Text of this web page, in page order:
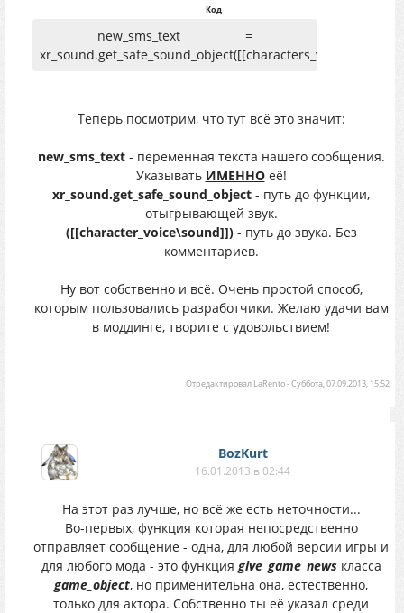
Код
new_sms_text =
xr_sound.get_safe_sound_object([[characters_voice\sound]]),
Теперь посмотрим, что тут всё это значит:
new_sms_text- переменная текста нашего сообщения.
Указывать ИМЕННОеё!
xr_sound.get_safe_sound_object - путь до функции,
отыгрывающей звук.
([[character_voice\sound]])- путь до звука. Без
комментариев.
Ну вот собственно и всё. Очень простой способ,
которым пользовались разработчики. Желаю удачи вам
в моддинге, творите с удовольствием!
Отредактировал LaRento-Суббота, 07.09.2013, 15:52
BozKurt
16.01.2013 в 02:44
На этот раз лучше, но всё же есть неточности...
Во-первых, функция которая непосредственно
отправляет сообщение - одна, для любой версии игры и
для любого мода - это функция give_game_newsкласса
game_object, но применительна она, естественно,
только для актора. Собственно ты её указал среди